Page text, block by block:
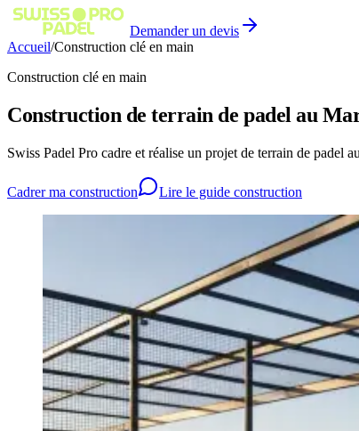
Demander un devis
Accueil/Construction clé en main
Construction clé en main
Construction de terrain de padel au
Swiss Padel Pro cadre et réalise un projet de terrain de padel
Cadrer ma construction Lire le guide construction